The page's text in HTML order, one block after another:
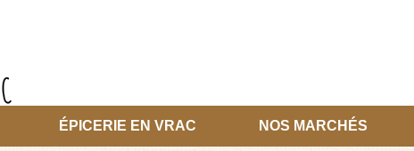
ÉPICERIE EN VRAC NOS MARCHÉS